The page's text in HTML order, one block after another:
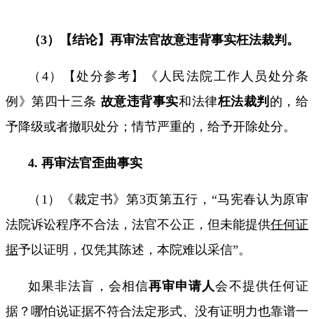
（3）【结论】再审法官故意违背事实枉法裁判。
（ 4） 【处分参考】
《人民法院工作人员处分条
例》第四十三条 故意违背事实和法律枉法裁判 的，给
予降级或者撤职处分；情节严重的，给予开除处分。
4. 再审法官歪曲事实
（ 1 ）《裁定书》第3页第五行，“马宪春认为原审
法院诉讼程序不合法，法官不公正，但未能提供任何证
据予以证明，仅凭其陈述，本院难以采信”。
如果非法盲，会相信再审申请人会不提供任何证
据？哪怕说证据不符合法定形式、没有证明力也靠谱一